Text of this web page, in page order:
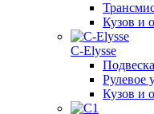
Кузов и
C-Elysse
Подвеска
Рулевое
Кузов и